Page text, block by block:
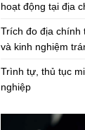
hoạt động tại địa
Trích đo địa chính
và kinh nghiệm
Trình tự, thủ tục
nghiệp